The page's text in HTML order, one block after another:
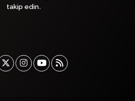
takip edin.